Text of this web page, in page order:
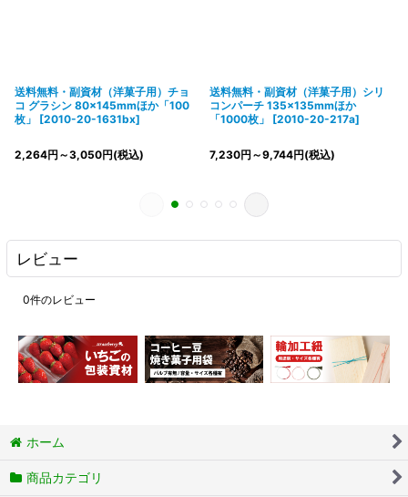
送料無料・副資材（洋菓子用）チョ
コ グラシン 80×145mmほか「100
枚」
[2010-20-1631bx]
2,264円 ～3,050円(税込)
送料無料・副資材（洋菓子用）シリ
コンパーチ 135×135mmほか
「1000枚」
[2010-20-217a]
7,230円 ～9,744円(税込)
レビュー
0件のレビュー
ホーム
商品カテゴリ